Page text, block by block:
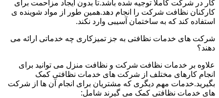
کار در شرکت کاملاً توجیه شده باشد.تا بدون ایجاد مزاحمت برای
کارکنان نظافت شرکت را انجام دهد.همین طور از مواد شوینده ی
استفاده کند که به ساختمان آسیبی وارد نکند.
شرکت های خدمات نظافتی به جز تمیزکاری چه خدماتی ارائه می
دهند؟
علاوه بر خدمات نظافت شرکت و نظافت منزل می توانید برای
انجام کارهای مختلف از شرکت های خدمات نظافتی کمک
بگیرید.خدمات مهم دیگری که مشتریان برای انجام آن ها از شرکت
های خدمات نظافتی کمک می گیرند شامل: